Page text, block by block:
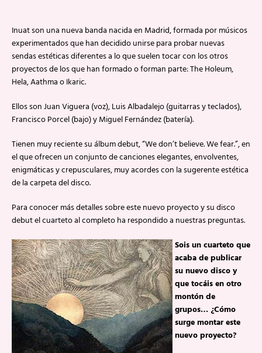
Inuat son una nueva banda nacida en Madrid, formada por músicos
experimentados que han decidido unirse para probar nuevas
sendas estéticas diferentes a lo que suelen tocar con los otros
proyectos de los que han formado o forman parte: The Holeum,
Hela, Aathma o Ikaric.
Ellos son Juan Viguera (voz), Luis Albadalejo (guitarras y teclados),
Francisco Porcel (bajo) y Miguel Fernández (batería).
Tienen muy reciente su álbum debut, “We don’t believe. We fear.”, en
el que ofrecen un conjunto de canciones elegantes, envolventes,
enigmáticas y crepusculares, muy acordes con la sugerente estética
de la carpeta del disco.
Para conocer más detalles sobre este nuevo proyecto y su disco
debut el cuarteto al completo ha respondido a nuestras preguntas.
Sois un cuarteto que
acaba de publicar
su nuevo disco y
que tocáis en otro
montón de
grupos… ¿Cómo
surge montar este
nuevo proyecto?